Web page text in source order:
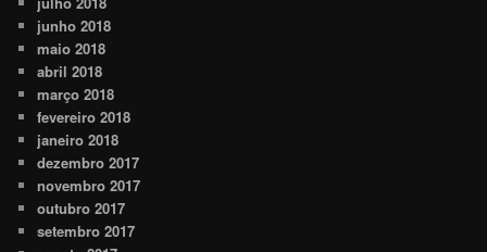
junho 2018
maio 2018
abril 2018
março 2018
fevereiro 2018
janeiro 2018
dezembro 2017
novembro 2017
outubro 2017
setembro 2017